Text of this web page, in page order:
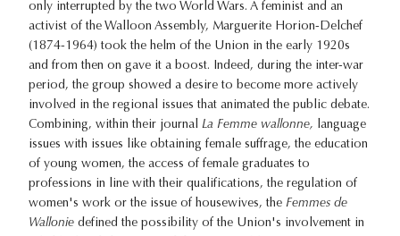
only interrupted by the two World Wars. A feminist and an
activist of the Walloon Assembly, Marguerite Horion-Delchef
(1874-1964) took the helm of the Union in the early 1920s
and from then on gave it a boost. Indeed, during the inter-war
period, the group showed a desire to become more actively
involved in the regional issues that animated the public debate.
Combining, within their journal La Femme wallonne, language
issues with issues like obtaining female suffrage, the education
of young women, the access of female graduates to
professions in line with their qualifications, the regulation of
women's work or the issue of housewives, the Femmes de
Wallonie defined the possibility of the Union's involvement in